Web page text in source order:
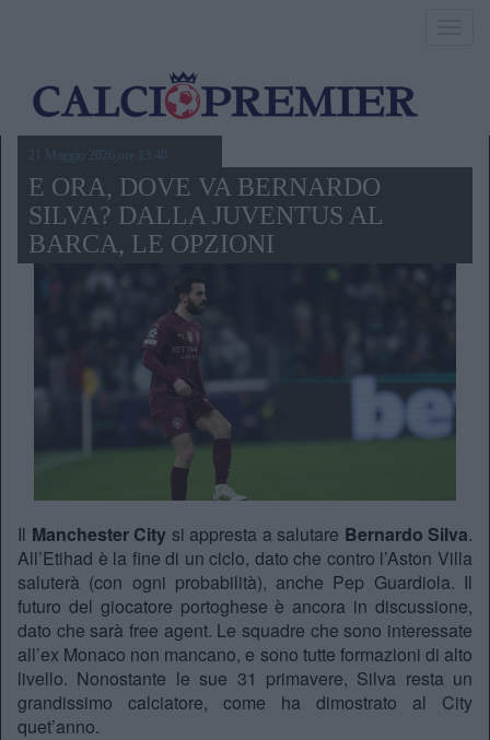
21 Maggio 2026,ore 13.40
E ORA, DOVE VA BERNARDO
SILVA? DALLA JUVENTUS AL
BARCA, LE OPZIONI
Il Manchester City si appresta a salutare Bernardo Silva.
All’Etihad è la fine di un ciclo, dato che contro l’Aston Villa
saluterà (con ogni probabilità), anche Pep Guardiola. Il
futuro del giocatore portoghese è ancora in discussione,
dato che sarà free agent. Le squadre che sono interessate
all’ex Monaco non mancano, e sono tutte formazioni di alto
livello. Nonostante le sue 31 primavere, Silva resta un
grandissimo calciatore, come ha dimostrato al City
quet’anno.